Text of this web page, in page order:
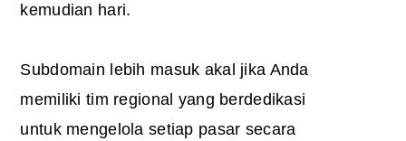
kemudian hari.
Subdomain lebih masuk akal jika Anda
memiliki tim regional yang berdedikasi
untuk mengelola setiap pasar secara